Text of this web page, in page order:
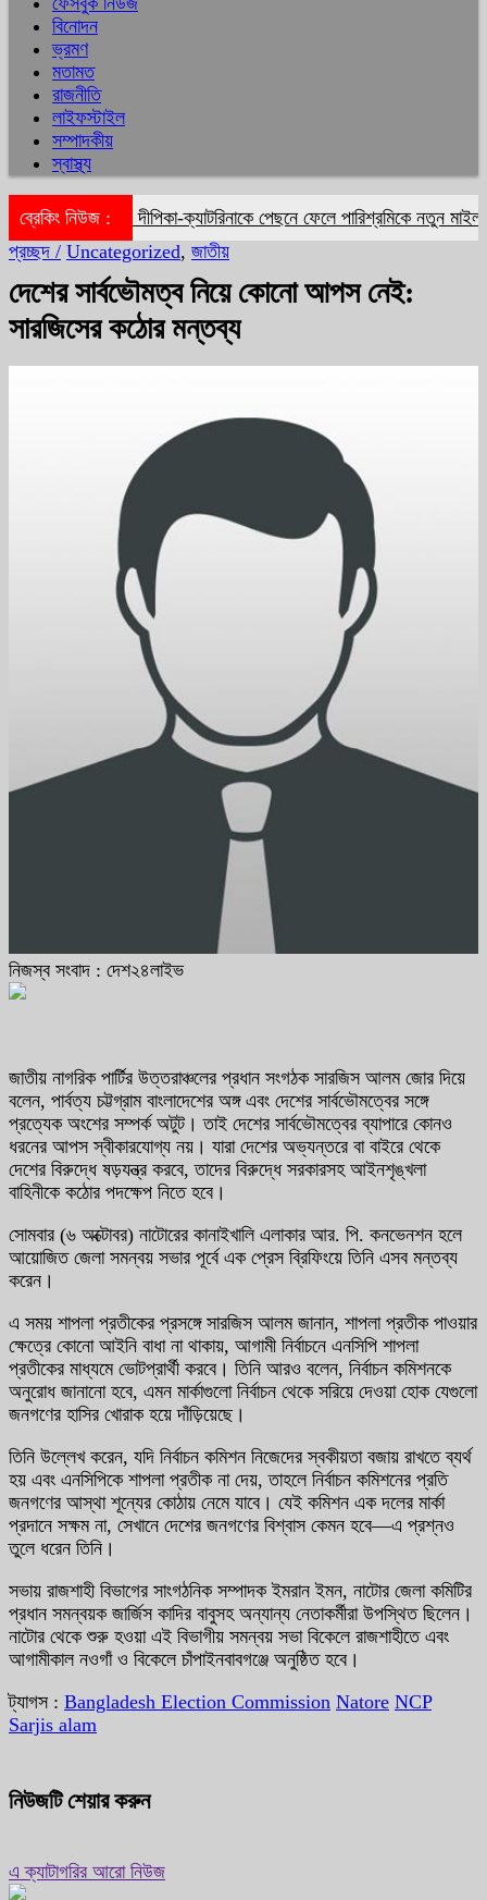
বিনোদন
ভ্রমণ
মতামত
রাজনীতি
লাইফস্টাইল
সম্পাদকীয়
স্বাস্থ্য
ব্রেকিং নিউজ :দীপিকা-ক্যাটরিনাকে পেছনে ফেলে পারিশ্রমিকে নতুন
প্রচ্ছদ / Uncategorized, জাতীয়
দেশের সার্বভৌমত্ব নিয়ে কোনো আপস নেই:
সারজিসের কঠোর মন্তব্য
নিজস্ব সংবাদ : দেশ২৪লাইভ
জাতীয় নাগরিক পার্টির উত্তরাঞ্চলের প্রধান সংগঠক সারজিস আলম জোর দিয়ে
বলেন, পার্বত্য চট্টগ্রাম বাংলাদেশের অঙ্গ এবং দেশের সার্বভৌমত্বের সঙ্গে
প্রত্যেক অংশের সম্পর্ক অটুট। তাই দেশের সার্বভৌমত্বের ব্যাপারে কোনও
ধরনের আপস স্বীকারযোগ্য নয়। যারা দেশের অভ্যন্তরে বা বাইরে থেকে
দেশের বিরুদ্ধে ষড়যন্ত্র করবে, তাদের বিরুদ্ধে সরকারসহ আইনশৃঙ্খলা
বাহিনীকে কঠোর পদক্ষেপ নিতে হবে।
সোমবার (৬ অক্টোবর) নাটোরের কানাইখালি এলাকার আর. পি. কনভেনশন হলে
আয়োজিত জেলা সমন্বয় সভার পূর্বে এক প্রেস ব্রিফিংয়ে তিনি এসব মন্তব্য
করেন।
এ সময় শাপলা প্রতীকের প্রসঙ্গে সারজিস আলম জানান, শাপলা প্রতীক পাওয়ার
ক্ষেত্রে কোনো আইনি বাধা না থাকায়, আগামী নির্বাচনে এনসিপি শাপলা
প্রতীকের মাধ্যমে ভোটপ্রার্থী করবে। তিনি আরও বলেন, নির্বাচন কমিশনকে
অনুরোধ জানানো হবে, এমন মার্কাগুলো নির্বাচন থেকে সরিয়ে দেওয়া হোক যেগুলো
জনগণের হাসির খোরাক হয়ে দাঁড়িয়েছে।
তিনি উল্লেখ করেন, যদি নির্বাচন কমিশন নিজেদের স্বকীয়তা বজায় রাখতে ব্যর্থ
হয় এবং এনসিপিকে শাপলা প্রতীক না দেয়, তাহলে নির্বাচন কমিশনের প্রতি
জনগণের আস্থা শূন্যের কোঠায় নেমে যাবে। যেই কমিশন এক দলের মার্কা
প্রদানে সক্ষম না, সেখানে দেশের জনগণের বিশ্বাস কেমন হবে—এ প্রশ্নও
তুলে ধরেন তিনি।
সভায় রাজশাহী বিভাগের সাংগঠনিক সম্পাদক ইমরান ইমন, নাটোর জেলা কমিটির
প্রধান সমন্বয়ক জার্জিস কাদির বাবুসহ অন্যান্য নেতাকর্মীরা উপস্থিত ছিলেন।
নাটোর থেকে শুরু হওয়া এই বিভাগীয় সমন্বয় সভা বিকেলে রাজশাহীতে এবং
আগামীকাল নওগাঁ ও বিকেলে চাঁপাইনবাবগঞ্জে অনুষ্ঠিত হবে।
ট্যাগস : Bangladesh Election Commission Natore NCP
Sarjis alam
নিউজটি শেয়ার করুন
এ ক্যাটাগরির আরো নিউজ